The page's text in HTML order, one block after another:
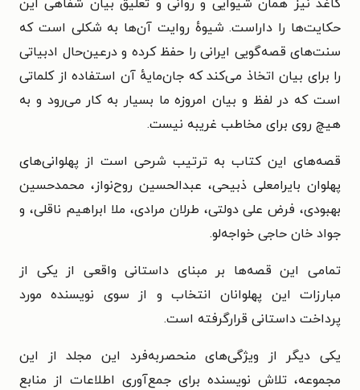
کاغذ نیز همان شیوایی و روانی و تعلیق بیان شفاهی این
حکایت‌ها را داراست. شیوهٔ روایت آن‌ها به شکلی است که
سنت‌های قصه‌گویی ایرانی را حفظ کرده و درعین‌حال ادبیاتی
را برای بیان اتخاذ می‌کند که جان‌مایهٔ آن استفاده از کلماتی
است که در لفظ و بیان امروزه ما بسیار به کار می‌رود و به
هیچ روی برای مخاطب غریبه نیست.
قصه‌های این کتاب به ترتیب شرحی است از پهلوانی‌های
پهلوان بایرامعلی ذبیحی، عبدالحسین روح‌نواز، محمدحسین
بهبودی، فرض علی دولتی، طرلان مرادی، ملا ابراهیم ناقلی، و
جواد خان حاجی خواجه‌لو.
تمامی این قصه‌ها بر مبنای داستانی واقعی از یکی از
مبارزات این پهلوانان انتخاب و از سوی نویسنده مورد
پرداخت داستانی قرارگرفته است.
یکی دیگر از ویژگی‌های منحصربه‌فرد این مجلد از این
مجموعه، تلاش نویسنده برای جمع‌آوری اطلاعات از منابع